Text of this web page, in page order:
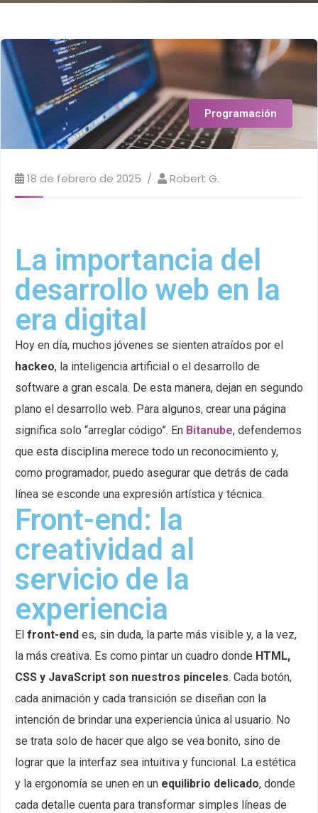
Programación
18 de febrero de 2025 Robert G.
La importancia del
desarrollo web en la
era digital
Hoy en día, muchos jóvenes se sienten atraídos por el
hackeo, la inteligencia artificial o el desarrollo de
software a gran escala. De esta manera, dejan en segundo
plano el desarrollo web. Para algunos, crear una página
significa solo “arreglar código”. En Bitanube, defendemos
que esta disciplina merece todo un reconocimiento y,
como programador, puedo asegurar que detrás de cada
línea se esconde una expresión artística y técnica.
Front-end: la
creatividad al
servicio de la
experiencia
El front-end es, sin duda, la parte más visible y, a la vez,
la más creativa. Es como pintar un cuadro donde HTML,
CSS y JavaScript son nuestros pinceles. Cada botón,
cada animación y cada transición se diseñan con la
intención de brindar una experiencia única al usuario. No
se trata solo de hacer que algo se vea bonito, sino de
lograr que la interfaz sea intuitiva y funcional. La estética
y la ergonomía se unen en un equilibrio delicado, donde
cada detalle cuenta para transformar simples líneas de